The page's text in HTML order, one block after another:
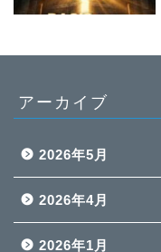
アーカイブ
2026年5月
2026年4月
2026年1月